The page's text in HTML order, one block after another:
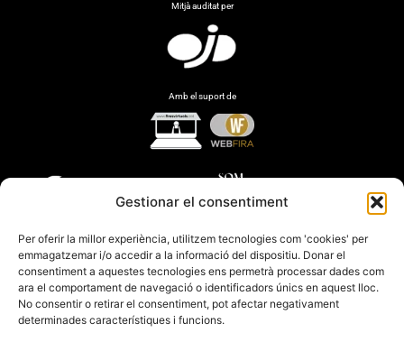
Gestionar el consentiment
Per oferir la millor experiència, utilitzem tecnologies com 'cookies' per
emmagatzemar i/o accedir a la informació del dispositiu. Donar el
consentiment a aquestes tecnologies ens permetrà processar dades com
ara el comportament de navegació o identificadors únics en aquest lloc.
No consentir o retirar el consentiment, pot afectar negativament
determinades característiques i funcions.
Mitjà auditat per
Amb el suport de